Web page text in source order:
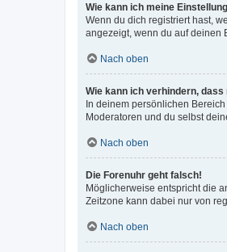
Wie kann ich meine
Wenn du dich registriert hast,
angezeigt, wenn du auf deinen
Nach oben
Wie kann ich verhindern,
In deinem persönlichen
Moderatoren und du selbst
Nach oben
Die Forenuhr geht falsch!
Möglicherweise entspricht die
Zeitzone kann dabei nur von
Nach oben